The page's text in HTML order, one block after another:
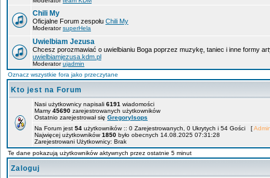
Chili My
Oficjalne Forum zespołu Chili My
ModeratorsuperHela
Uwielbiam Jezusa
Chcesz porozmawiać o uwielbianiu Boga poprzez muzykę, taniec i inne formy
uwielbiamjezusa.kdm.pl
Moderatorujadmin
Oznacz wszystkie fora jako przeczytane
Kto jest na Forum
Nasi użytkownicy napisali 6191 wiadomości
Mamy 45690 zarejestrowanych użytkowników
Ostatnio zarejestrował się GregoryIsops
Na Forum jest 54 użytkowników :: 0 Zarejestrowanych, 0 Ukrytych i 54 Gości [
Najwięcej użytkowników1850 było obecnych 14.08.2025 07:31:28
Zarejestrowani Użytkownicy: Brak
Te dane pokazują użytkowników aktywnych przez ostatnie 5 minut
Zaloguj